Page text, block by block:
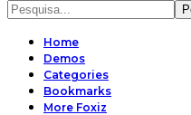
Home
Demos
Categories
Bookmarks
More Foxiz